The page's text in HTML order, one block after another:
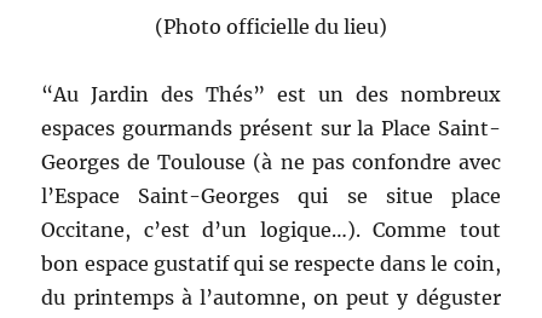
(Photo officielle du lieu)
“Au Jardin des Thés” est un des nombreux
espaces gourmands présent sur la Place Saint-
Georges de Toulouse (à ne pas confondre avec
l’Espace Saint-Georges qui se situe place
Occitane, c’est d’un logique…). Comme tout
bon espace gustatif qui se respecte dans le coin,
du printemps à l’automne, on peut y déguster